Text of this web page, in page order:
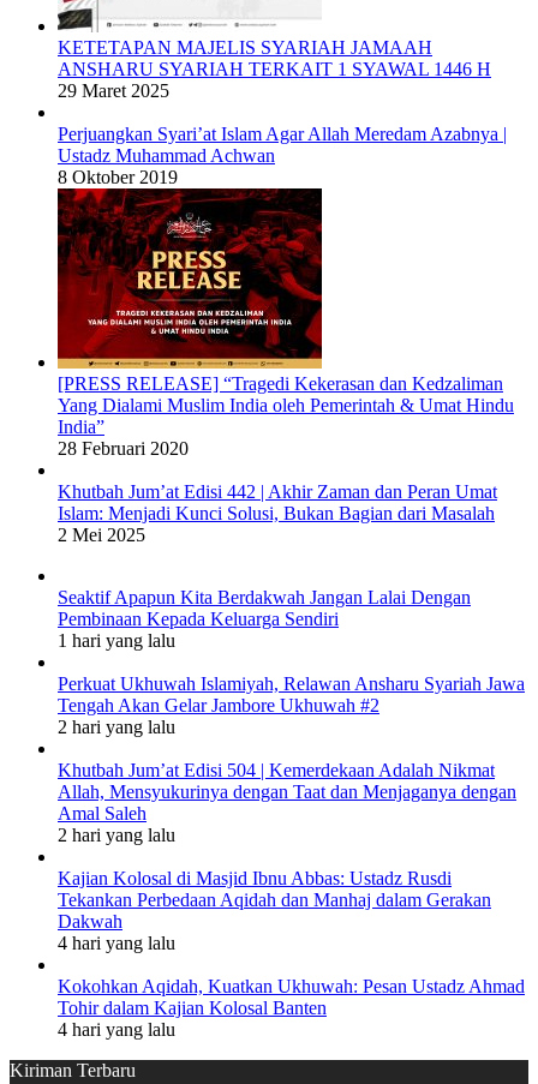
KETETAPAN MAJELIS SYARIAH JAMAAH
ANSHARU SYARIAH TERKAIT 1 SYAWAL 1446 H
29 Maret 2025
Perjuangkan Syari’at Islam Agar Allah Meredam Azabnya |
Ustadz Muhammad Achwan
8 Oktober 2019
[PRESS RELEASE] “Tragedi Kekerasan dan Kedzaliman
Yang Dialami Muslim India oleh Pemerintah & Umat Hindu
India”
28 Februari 2020
Khutbah Jum’at Edisi 442 | Akhir Zaman dan Peran Umat
Islam: Menjadi Kunci Solusi, Bukan Bagian dari Masalah
2 Mei 2025
Seaktif Apapun Kita Berdakwah Jangan Lalai Dengan
Pembinaan Kepada Keluarga Sendiri
1 hari yang lalu
Perkuat Ukhuwah Islamiyah, Relawan Ansharu Syariah Jawa
Tengah Akan Gelar Jambore Ukhuwah #2
2 hari yang lalu
Khutbah Jum’at Edisi 504 | Kemerdekaan Adalah Nikmat
Allah, Mensyukurinya dengan Taat dan Menjaganya dengan
Amal Saleh
2 hari yang lalu
Kajian Kolosal di Masjid Ibnu Abbas: Ustadz Rusdi
Tekankan Perbedaan Aqidah dan Manhaj dalam Gerakan
Dakwah
4 hari yang lalu
Kokohkan Aqidah, Kuatkan Ukhuwah: Pesan Ustadz Ahmad
Tohir dalam Kajian Kolosal Banten
4 hari yang lalu
Kiriman Terbaru